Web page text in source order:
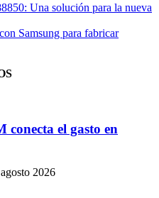
Una solución para la nueva
Samsung para fabricar
el gasto en
2026